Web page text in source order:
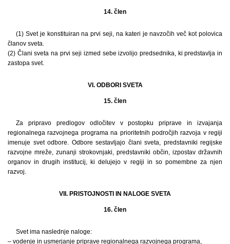
14. člen
(1) Svet je konstituiran na prvi seji, na kateri je navzočih več kot polovica
članov sveta.
(2) Člani sveta na prvi seji izmed sebe izvolijo predsednika, ki predstavlja in
zastopa svet.
VI. ODBORI SVETA
15. člen
Za pripravo predlogov odločitev v postopku priprave in izvajanja
regionalnega razvojnega programa na prioritetnih področjih razvoja v regiji
imenuje svet odbore. Odbore sestavljajo člani sveta, predstavniki regijske
razvojne mreže, zunanji strokovnjaki, predstavniki občin, izpostav državnih
organov in drugih institucij, ki delujejo v regiji in so pomembne za njen
razvoj.
VII. PRISTOJNOSTI IN NALOGE SVETA
16. člen
Svet ima naslednje naloge:
– vodenje in usmerjanje priprave regionalnega razvojnega programa,